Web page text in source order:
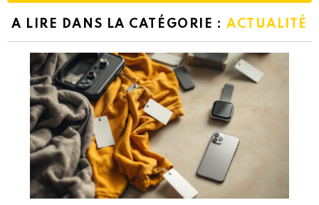
A LIRE DANS LA CATÉGORIE : ACTUALITÉ